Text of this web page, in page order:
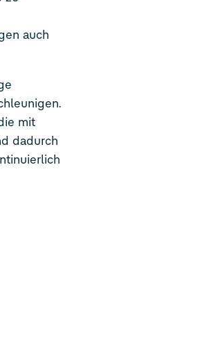
auch
mit
dadurch